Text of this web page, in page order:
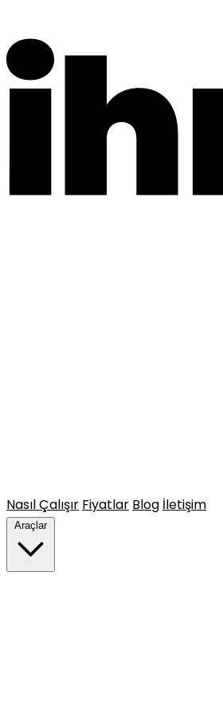
Nasıl Çalışır Fiyatlar Blog İletişim
Araçlar